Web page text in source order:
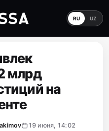
RU UZ
млрд
на
19 июня, 14:02